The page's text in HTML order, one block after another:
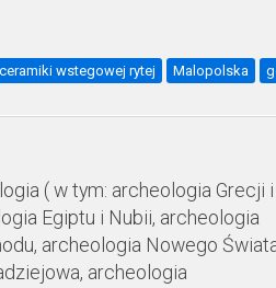
wstegowej rytej Malopolska
( w tym: archeologia Grecji i
Egiptu i Nubii, archeologia
archeologia Nowego
archeologia